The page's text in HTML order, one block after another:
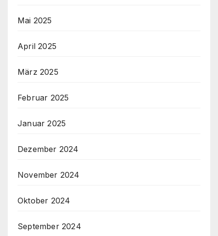
Mai 2025
April 2025
März 2025
Februar 2025
Januar 2025
Dezember 2024
November 2024
Oktober 2024
September 2024